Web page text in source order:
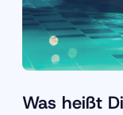
Was heißt